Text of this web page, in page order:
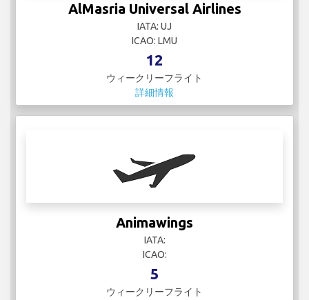
AlMasria Universal Airlines
IATA: UJ
ICAO: LMU
12
ウィークリーフライト
詳細情報
Animawings
IATA:
ICAO:
5
ウィークリーフライト